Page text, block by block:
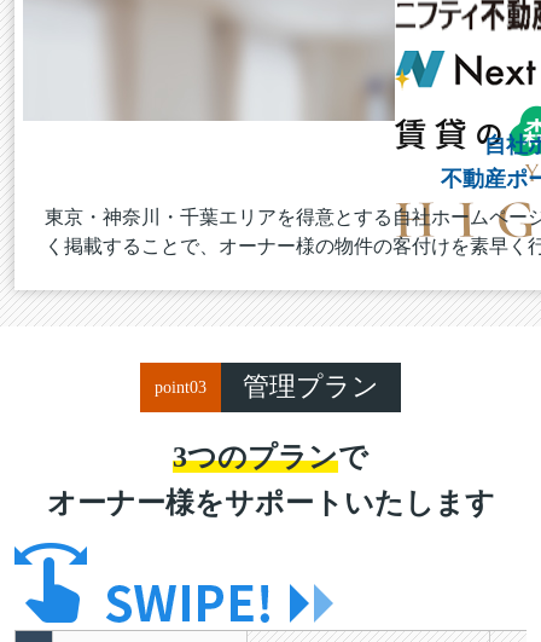
自社
不動産ポ
東京・神奈川・千葉エリアを得意とする自社ホームペ
く掲載することで、オーナー様の物件の客付けを素早く
point03 管理プラン
3つのプランで
オーナー様をサポートいたします